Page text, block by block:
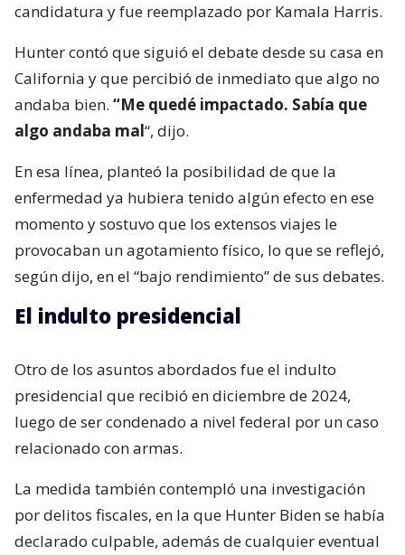
candidatura y fue reemplazado por Kamala Harris.
Hunter contó que siguió el debate desde su casa en
California y que percibió de inmediato que algo no
andaba bien. “Me quedé impactado. Sabía que
algo andaba mal“, dijo.
En esa línea, planteó la posibilidad de que la
enfermedad ya hubiera tenido algún efecto en ese
momento y sostuvo que los extensos viajes le
provocaban un agotamiento físico, lo que se reflejó,
según dijo, en el “bajo rendimiento” de sus debates.
El indulto presidencial
Otro de los asuntos abordados fue el indulto
presidencial que recibió en diciembre de 2024,
luego de ser condenado a nivel federal por un caso
relacionado con armas.
La medida también contempló una investigación
por delitos fiscales, en la que Hunter Biden se había
declarado culpable, además de cualquier eventual